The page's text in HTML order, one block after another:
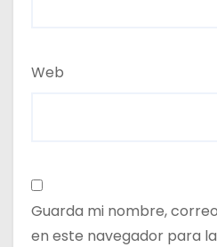
Web
Guarda mi nombre,
en este navegador para